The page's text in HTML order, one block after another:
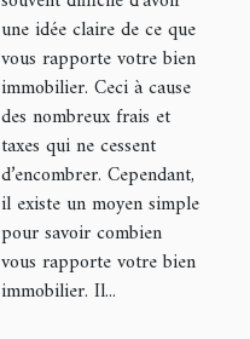
une idée claire de ce que
vous rapporte votre bien
immobilier. Ceci à cause
des nombreux frais et
taxes qui ne cessent
d’encombrer. Cependant,
il existe un moyen simple
pour savoir combien
vous rapporte votre bien
immobilier. Il...